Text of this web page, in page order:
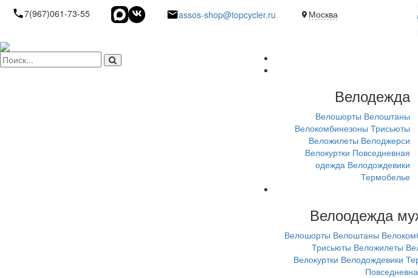
7(967)061-73-55 assos-shop@topcycler.ru Москва
Велодежда
Велошорты Велоштаны
Велокомбинезоны Трисьюты
Веложилеты Велоджерси
Велокуртки Повседневная
одежда Велодождевики
Термобелье
Велоодежда
Велошорты Велоштаны
Трисьюты Веложилеты
Велокуртки Велодождевики